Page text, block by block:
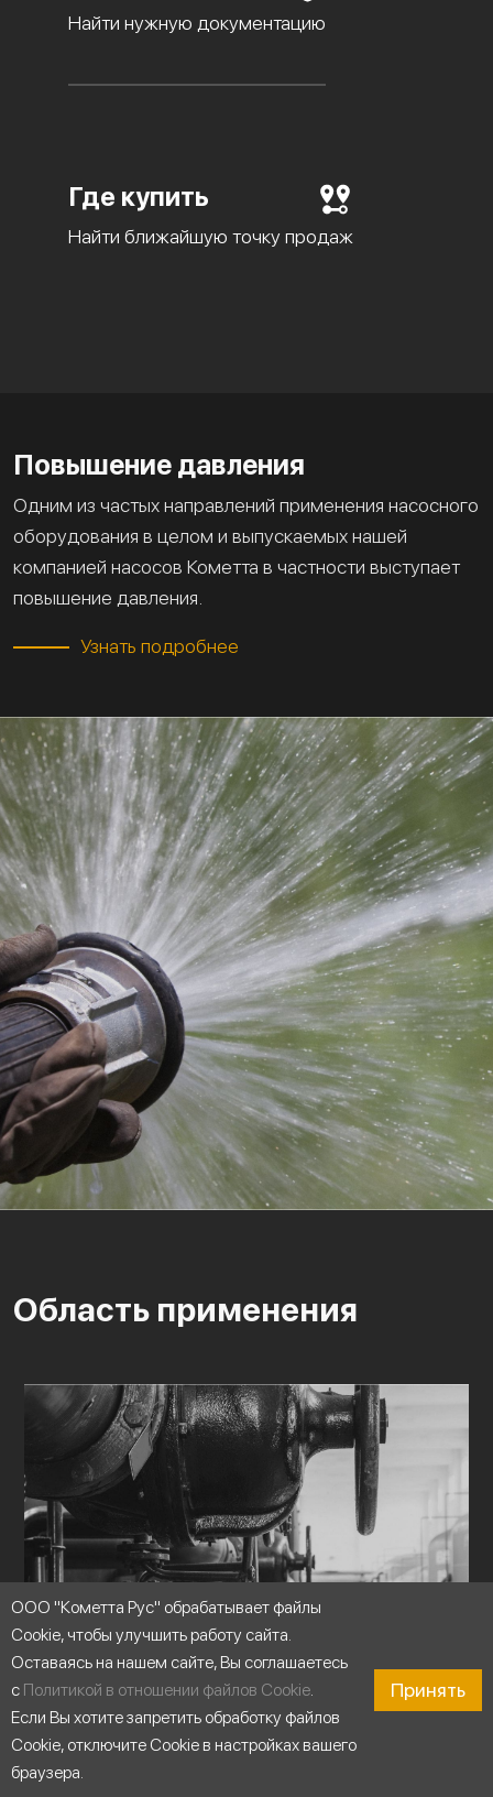
Найти нужную документацию
Где купить
Найти ближайшую точку продаж
Повышение давления
Одним из частых направлений применения насосного
оборудования в целом и выпускаемых нашей
компанией насосов Кометта в частности выступает
повышение давления.
Узнать подробнее
Область применения
ООО "Кометта Рус" обрабатывает файлы
Cookie, чтобы улучшить работу сайта.
Оставаясь на нашем сайте, Вы соглашаетесь
с Политикой в отношении файлов Cookie.
Если Вы хотите запретить обработку файлов
Cookie, отключите Cookie в настройках вашего
браузера.
Принять